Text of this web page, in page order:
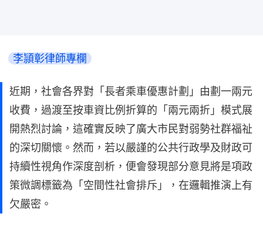
李頴彰律師專欄
近期，社會各界對「長者乘車優惠計劃」由劃一兩元
收費，過渡至按車資比例折算的「兩元兩折」模式展
開熱烈討論，這確實反映了廣大市民對弱勢社群福祉
的深切關懷。然而，若以嚴謹的公共行政學及財政可
持續性視角作深度剖析，便會發現部分意見將是項政
策微調標籤為「空間性社會排斥」，在邏輯推演上有
欠嚴密。